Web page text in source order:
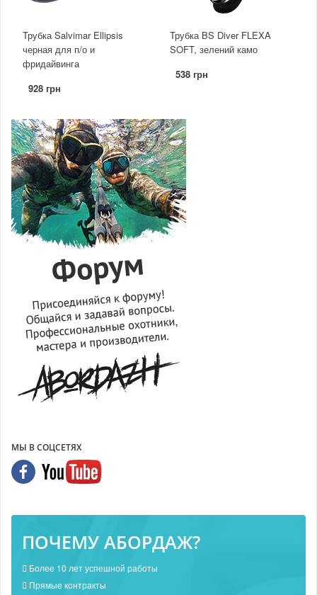
Трубка Salvimar Ellipsis
черная для п/о и
фридайвинга
928 грн
Трубка BS Diver FLEXA
SOFT, зелений камо
538 грн
МЫ В СОЦСЕТЯХ
ПОЧЕМУ АБОРДАЖ?
Более 10 лет успешной работы
Прямые контракты